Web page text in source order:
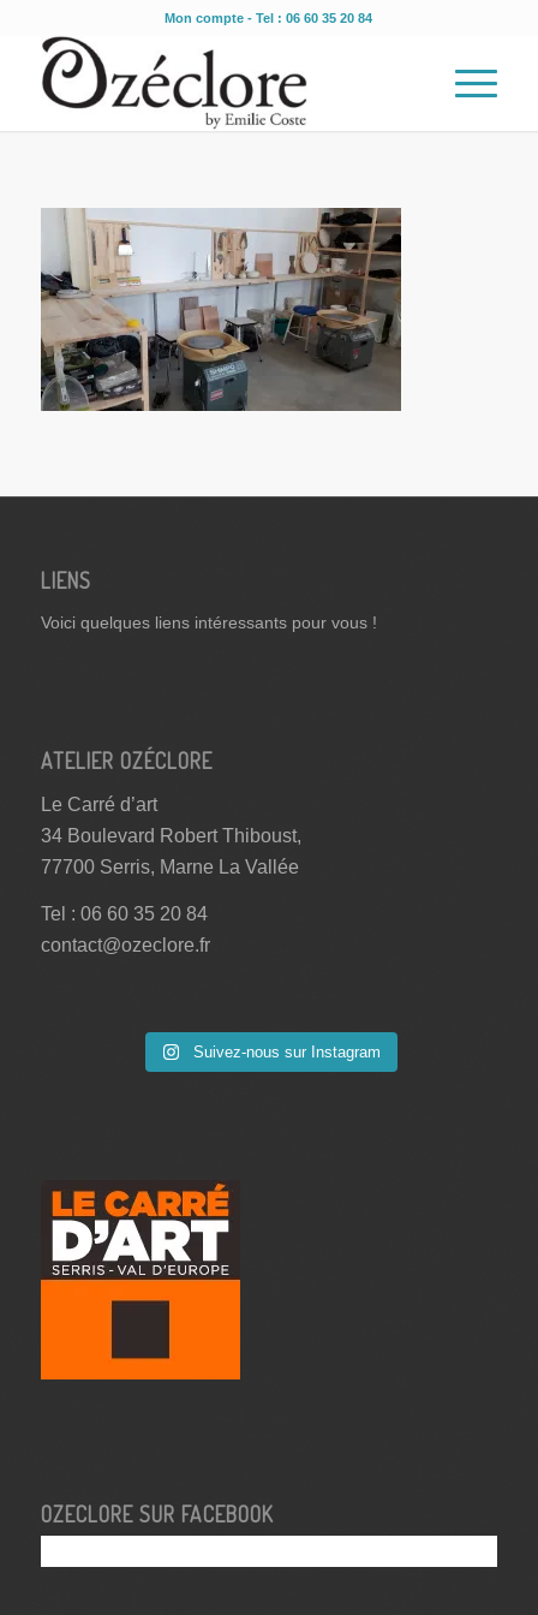
Mon compte- Tel : 06 60 35 20 84
LIENS
Voici quelques liens intéressants pour vous !
ATELIER OZÉCLORE
Le Carré d’art
34 Boulevard Robert Thiboust,
77700 Serris, Marne La Vallée
Tel : 06 60 35 20 84
contact@ozeclore.fr
Suivez-nous sur Instagram
OZECLORE SUR FACEBOOK